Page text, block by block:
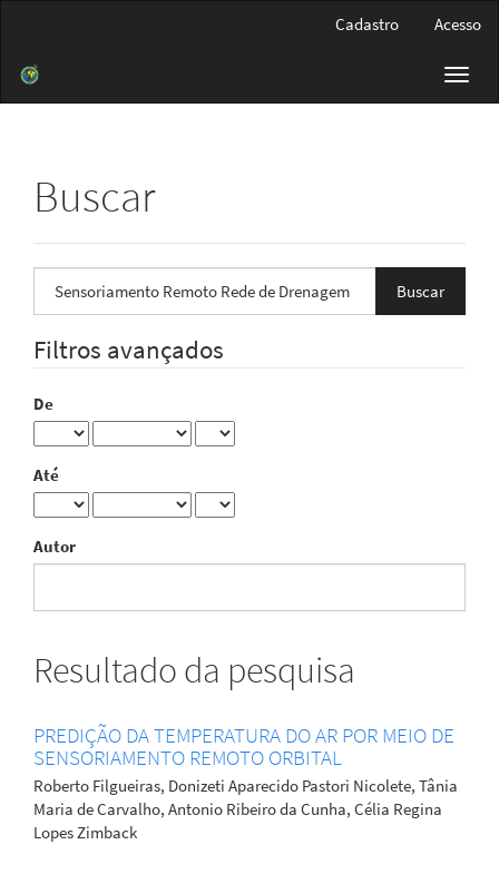
Barra
Cadastro Acesso
Buscar
termo
Filtros avançados
De
Até
Autor
Resultado da pesquisa
PREDIÇÃO DA TEMPERATURA DO AR POR MEIO DE
SENSORIAMENTO REMOTO ORBITAL
Roberto Filgueiras, Donizeti Aparecido Pastori Nicolete, Tânia
Maria de Carvalho, Antonio Ribeiro da Cunha, Célia Regina
Lopes Zimback